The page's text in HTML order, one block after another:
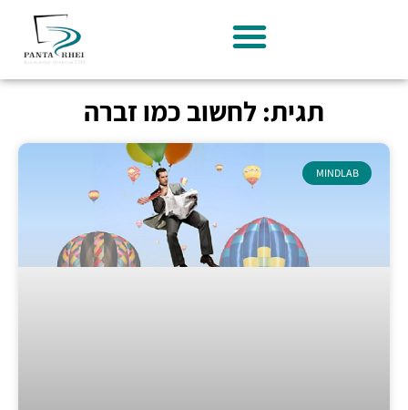
תגית: לחשוב כמו זברה
MINDLAB